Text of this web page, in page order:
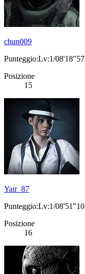
chun009
Punteggio:Lv:1/08'18"57
Posizione
15
Yair_87
Punteggio:Lv:1/08'51"10
Posizione
16